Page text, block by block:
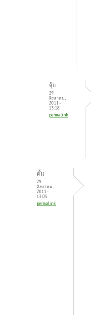
จุ้ย
29
สิงหาคม,
2011 -
13:18
permalink
ตั้ม
29
สิงหาคม,
2011 -
13:05
permalink